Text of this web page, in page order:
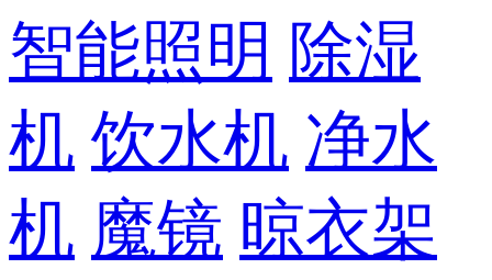
智能照明 除湿
机 饮水机 净水
机 魔镜 晾衣架